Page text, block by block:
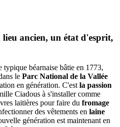
ancien, un état d'esprit,
béarnaise bâtie en 1773,
le Parc National de la Vallée
en génération. C'est la passion
Ciadous à s'installer comme
laitières pour faire du fromage
des vêtements en laine
génération est maintenant en